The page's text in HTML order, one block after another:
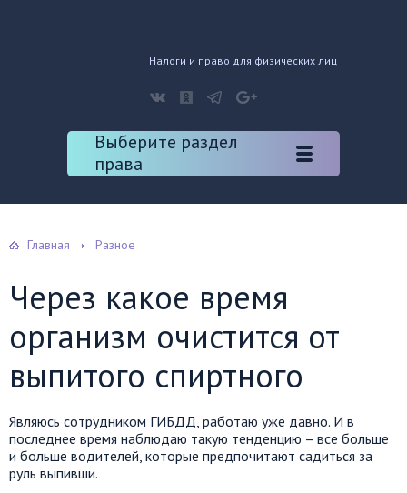
Налоги и право для физических лиц
Выберите раздел
права
Главная Разное
Через какое время
организм очистится от
выпитого спиртного
Являюсь сотрудником ГИБДД, работаю уже давно. И в
последнее время наблюдаю такую тенденцию – все больше
и больше водителей, которые предпочитают садиться за
руль выпивши.